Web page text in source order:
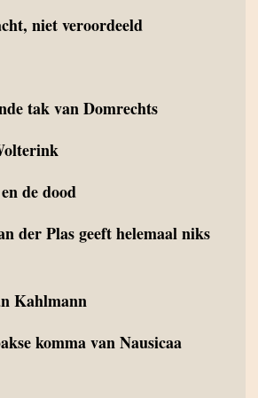
niet veroordeeld
tak van Domrechts
de dood
der Plas geeft helemaal niks
Kahlmann
komma van Nausicaa